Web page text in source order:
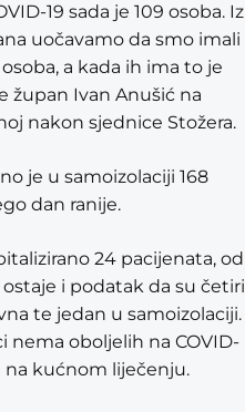
19 sada je 109 osoba. Iz
uočavamo da smo imali
a kada ih ima to je
župan Ivan Anušić na
nakon sjednice Stožera.
je u samoizolaciji 168
dan ranije.
24 pacijenata, od
i podatak da su četiri
te jedan u samoizolaciji.
nema oboljelih na COVID-
na kućnom liječenju.